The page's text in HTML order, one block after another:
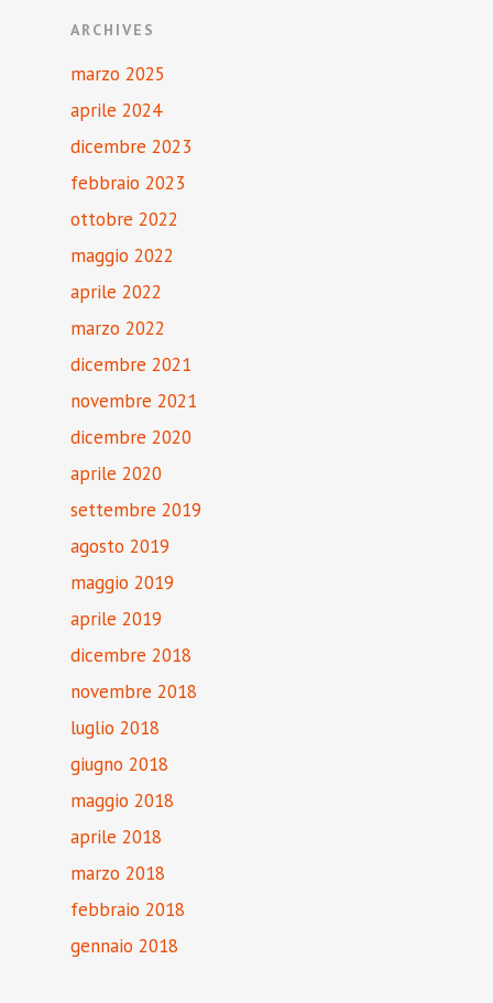
ARCHIVES
marzo 2025
aprile 2024
dicembre 2023
febbraio 2023
ottobre 2022
maggio 2022
aprile 2022
marzo 2022
dicembre 2021
novembre 2021
dicembre 2020
aprile 2020
settembre 2019
agosto 2019
maggio 2019
aprile 2019
dicembre 2018
novembre 2018
luglio 2018
giugno 2018
maggio 2018
aprile 2018
marzo 2018
febbraio 2018
gennaio 2018